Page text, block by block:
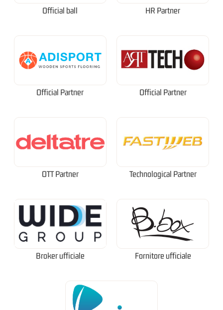
Official ball HR Partner
Official Partner Official Partner
OTT Partner Technological Partner
Broker ufficiale Fornitore ufficiale